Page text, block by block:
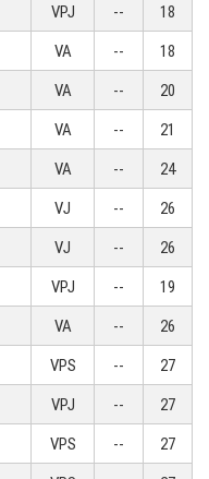
VPJ --
18
VA --
18
VA --
20
VA --
21
VA --
24
VJ --
26
VJ --
26
VPJ --
19
VA --
26
VPS --
27
VPJ --
27
VPS --
27